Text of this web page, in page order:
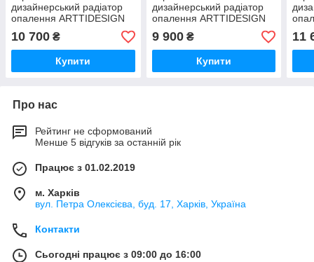
дизайнерський радіатор
опалення ARTTIDESIGN
Livorno II G 5/340/1600
чорний матовий
10 700 ₴
Купити
дизайнерський радіатор
опалення ARTTIDESIGN
Livorno II G 5/340/1200/50
чорний матовий
9 900₴
Купити
11
Про нас
Рейтинг не сформований
Менше 5 відгуків за останній рік
Працює з 01.02.2019
м. Харків
вул. Петра Олексієва, буд. 17, Харків, Україна
Контакти
Сьогодні працює з 09:00 до 16:00